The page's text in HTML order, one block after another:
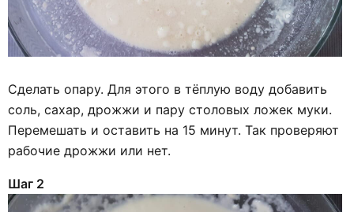
Сделать опару. Для этого в тёплую воду добавить
соль, сахар, дрожжи и пару столовых ложек муки.
Перемешать и оставить на 15 минут. Так проверяют
рабочие дрожжи или нет.
Шаг 2